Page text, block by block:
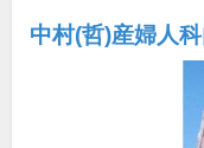
中村(哲)産婦人